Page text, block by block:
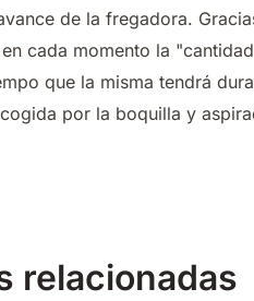
de la fregadora.
cada momento la
que la misma tendrá
por la boquilla y
relacionadas